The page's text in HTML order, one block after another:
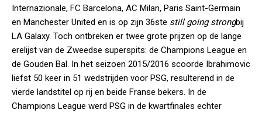
Internazionale, FC Barcelona, AC Milan, Paris Saint-Germain
en Manchester United en is op zijn 36ste still going strongbij
LA Galaxy. Toch ontbreken er twee grote prijzen op de lange
erelijst van de Zweedse superspits: de Champions League en
de Gouden Bal. In het seizoen 2015/2016 scoorde Ibrahimovic
liefst 50 keer in 51 wedstrijden voor PSG, resulterend in de
vierde landstitel op rij en beide Franse bekers. In de
Champions League werd PSG in de kwartfinales echter